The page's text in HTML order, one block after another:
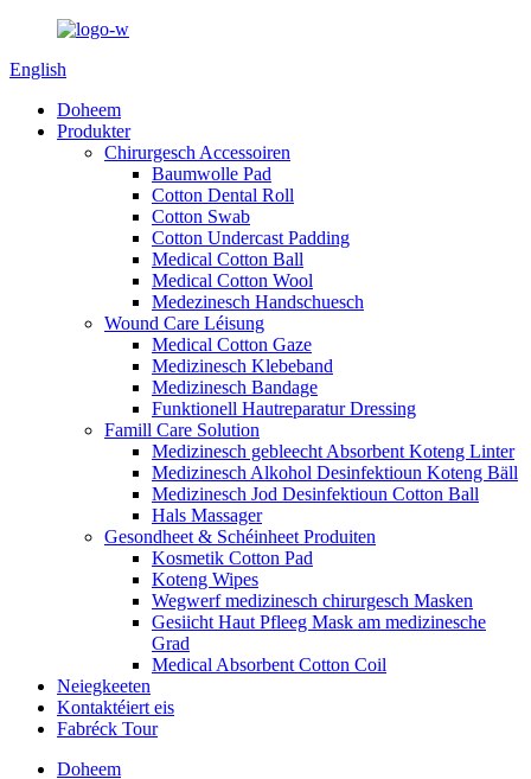
English
Doheem
Produkter
Chirurgesch Accessoiren
Baumwolle Pad
Cotton Dental Roll
Cotton Swab
Cotton Undercast Padding
Medical Cotton Ball
Medical Cotton Wool
Medezinesch Handschuesch
Wound Care Léisung
Medical Cotton Gaze
Medizinesch Klebeband
Medizinesch Bandage
Funktionell Hautreparatur Dressing
Famill Care Solution
Medizinesch gebleecht Absorbent Koteng Linter
Medizinesch Alkohol Desinfektioun Koteng Bäll
Medizinesch Jod Desinfektioun Cotton Ball
Hals Massager
Gesondheet & Schéinheet Produiten
Kosmetik Cotton Pad
Koteng Wipes
Wegwerf medizinesch chirurgesch Masken
Gesiicht Haut Pfleeg Mask am medizinesche
Grad
Medical Absorbent Cotton Coil
Neiegkeeten
Kontaktéiert eis
Fabréck Tour
Doheem